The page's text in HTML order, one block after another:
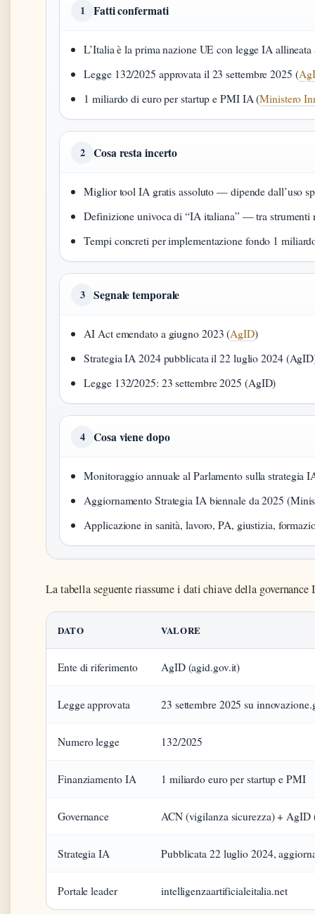
1 Fatti confermati
L’Italia è la prima nazione UE con legge IA
Legge 132/2025 approvata il 23 settembre 2025 (
1 miliardo di euro per startup e PMI IA (Ministero
2 Cosa resta incerto
Miglior tool IA gratis assoluto — dipende dall’uso
Definizione univoca di “IA italiana” — tra strumenti
Tempi concreti per implementazione fondo 1
3 Segnale temporale
AI Act emendato a giugno 2023 (AgID)
Strategia IA 2024 pubblicata il 22 luglio 2024
Legge 132/2025: 23 settembre 2025 (AgID)
4 Cosa viene dopo
Monitoraggio annuale al Parlamento sulla strategia
Aggiornamento Strategia IA biennale da 2025
Applicazione in sanità, lavoro, PA, giustizia,
La tabella seguente riassume i dati chiave della
DATO VALORE
Ente di riferimento AgID (agid.gov.it)
Legge approvata 23 settembre 2025 su
Numero legge 132/2025
Finanziamento IA 1 miliardo euro per startup e PMI
Governance ACN (vigilanza sicurezza) + AgID
Strategia IA Pubblicata 22 luglio 2024,
Portale leader intelligenzaartificialeitalia.net